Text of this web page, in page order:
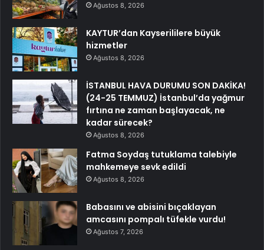
Ağustos 8, 2026
KAYTUR’dan Kayserililere büyük
hizmetler
Ağustos 8, 2026
İSTANBUL HAVA DURUMU SON DAKİKA!
(24-25 TEMMUZ) İstanbul’da yağmur
fırtına ne zaman başlayacak, ne
kadar sürecek?
Ağustos 8, 2026
Fatma Soydaş tutuklama talebiyle
mahkemeye sevk edildi
Ağustos 8, 2026
Babasını ve abisini bıçaklayan
amcasını pompalı tüfekle vurdu!
Ağustos 7, 2026